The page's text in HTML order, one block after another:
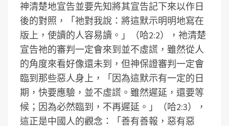
神清楚地宣告並要先知將其宣告記下來以作日
後的對照，「祂對我說：將這默示明明地寫在
版上，使讀的人容易讀。」（哈2:2），祂清楚
宣告祂的審判一定會來到並不虛謊，雖然從人
的角度來看好像還未到，但神保證審判一定會
臨到那些惡人身上，「因為這默示有一定的日
期，快要應驗，並不虛謊。雖然遲延，還要等
候；因為必然臨到，不再遲延。」（哈2:3），
這正是中國人的觀念：「善有善報，惡有惡